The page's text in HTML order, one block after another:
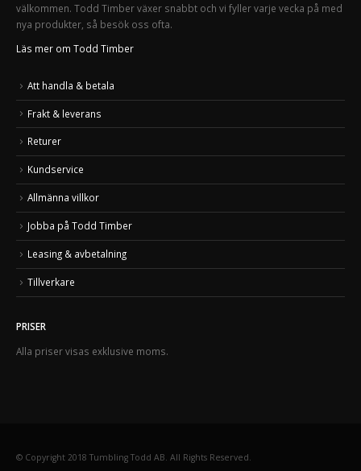
välkommen. Todd Timber växer snabbt och vi fyller varje vecka på med
nya produkter, så besök oss ofta.
Läs mer om Todd Timber
Att handla & betala
Frakt & leverans
Returer
Kundservice
Allmänna villkor
Jobba på Todd Timber
Leasing & avbetalning
Tillverkare
PRISER
Alla priser visas exklusive moms.
© Copyright 2018 Tumbling Todd AB. All Rights Reserved.